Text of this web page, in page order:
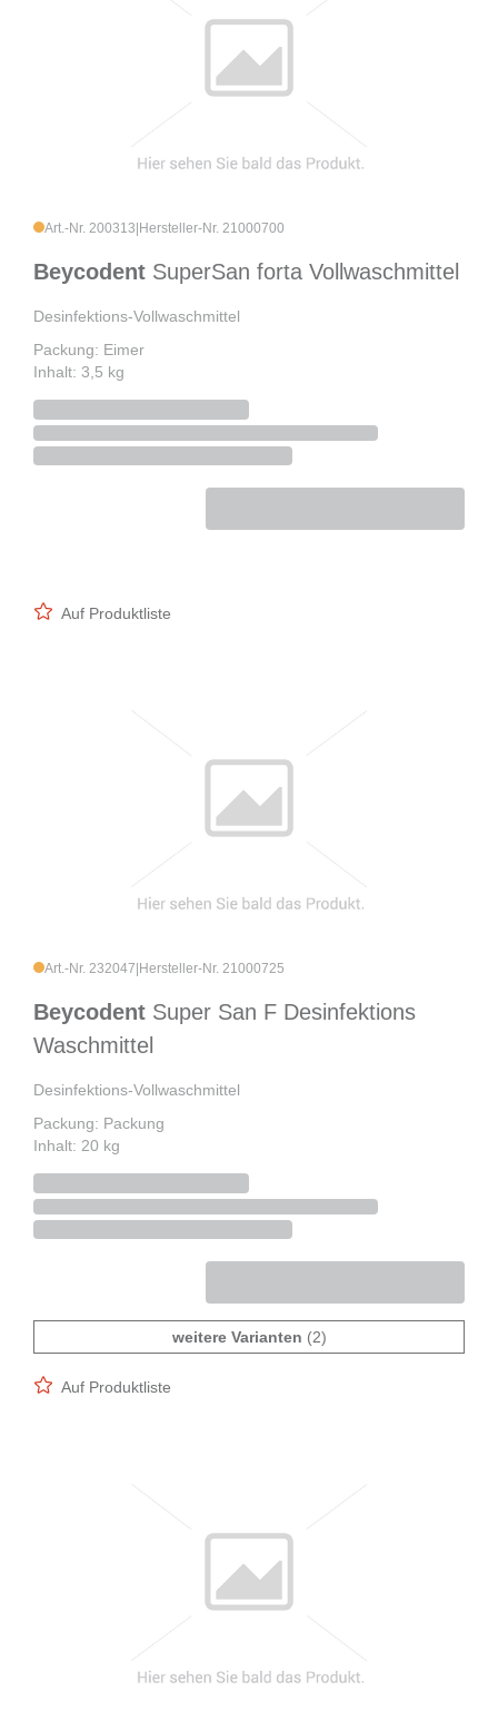
Art.-Nr. 200313 Hersteller-Nr. 21000700
Beycodent SuperSan forta Vollwaschmittel
Desinfektions-Vollwaschmittel
Packung: Eimer
Inhalt: 3,5 kg
Auf Produktliste
Art.-Nr. 232047 Hersteller-Nr. 21000725
Beycodent Super San F Desinfektions
Waschmittel
Desinfektions-Vollwaschmittel
Packung: Packung
Inhalt: 20 kg
weitere Varianten (2)
Auf Produktliste